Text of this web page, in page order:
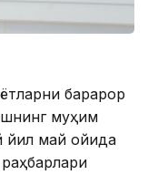
барқарор
муҳим
йил май ойида